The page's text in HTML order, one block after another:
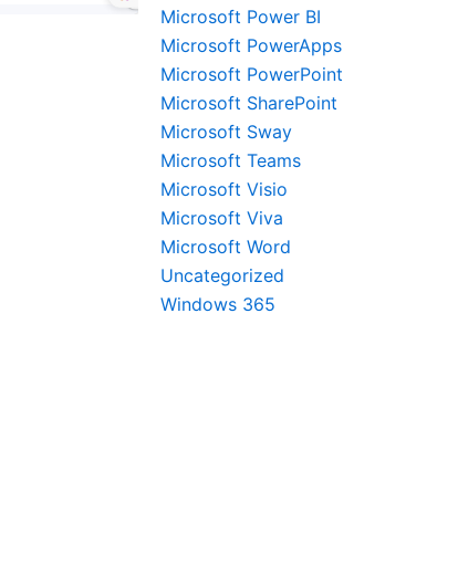
Microsoft Power BI
Microsoft PowerApps
Microsoft PowerPoint
Microsoft SharePoint
Microsoft Sway
Microsoft Teams
Microsoft Visio
Microsoft Viva
Microsoft Word
Uncategorized
Windows 365